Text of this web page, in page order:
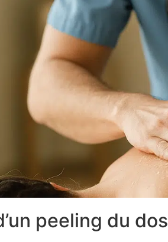
peeling du dos